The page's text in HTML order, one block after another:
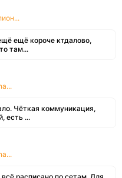
ещё короче ктдалово,
там...
Чёткая коммуникация,
есть ...